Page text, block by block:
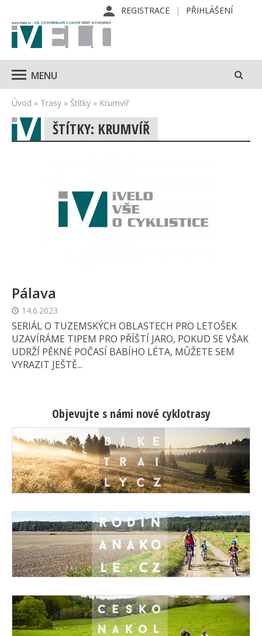
REGISTRACE PŘIHLÁŠENÍ
MENU
Úvod » Trasy » Štítky » Krumvíř
ŠTÍTKY: KRUMVÍŘ
Pálava
14.6.2023
SERIÁL O TUZEMSKÝCH OBLASTECH PRO LETOŠEK
UZAVÍRÁME TIPEM PRO PŘÍŠTÍ JARO, POKUD SE VŠAK
UDRŽÍ PĚKNÉ POČASÍ BABÍHO LÉTA, MŮŽETE SEM
VYRAZIT JEŠTĚ...
Objevujte s námi nové cyklotrasy